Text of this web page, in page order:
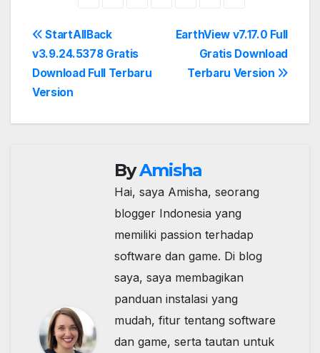
Post
navigation
EarthView v7.17.0 Full
Gratis Download
Terbaru Version
StartAllBack
v3.9.24.5378 Gratis
Download Full Terbaru
Version
ByAmisha
Hai, saya Amisha, seorang
blogger Indonesia yang
memiliki passion terhadap
software dan game. Di blog
saya, saya membagikan
panduan instalasi yang
mudah, fitur tentang software
dan game, serta tautan untuk